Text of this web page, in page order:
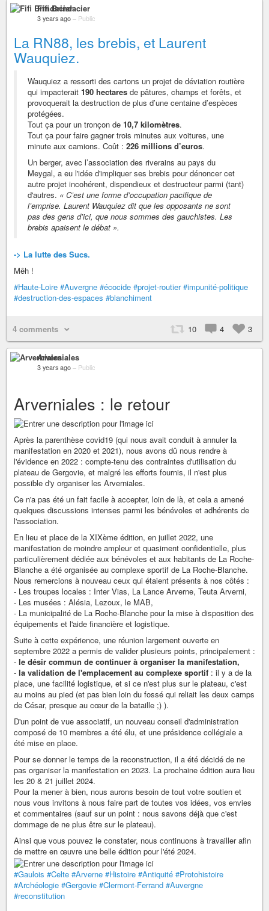
Fifi Brindacier
3 years ago – Public
La RN88, les brebis, et Laurent
Wauquiez.
Wauquiez a ressorti des cartons un projet de déviation routière
qui impacterait 190 hectares de pâtures, champs et forêts, et
provoquerait la destruction de plus d’une centaine d’espèces
protégées.
Tout ça pour un tronçon de 10,7 kilomètres.
Tout ça pour faire gagner trois minutes aux voitures, une
minute aux camions. Coût : 226 millions d’euros.
Un berger, avec l’association des riverains au pays du
Meygal, a eu l'idée d'impliquer ses brebis pour dénoncer cet
autre projet incohérent, dispendieux et destructeur parmi (tant)
d'autres. « C’est une forme d’occupation pacifique de
l’emprise. Laurent Wauquiez dit que les opposants ne sont
pas des gens d’ici, que nous sommes des gauchistes. Les
brebis apaisent le débat ».
-> La lutte des Sucs.
Mêh !
#Haute-Loire #Auvergne #écocide #projet-routier #impunité-politique
#destruction-des-espaces #blanchiment
4 comments 10 4 3
Arverniales
3 years ago – Public
Arverniales : le retour
Après la parenthèse covid19 (qui nous avait conduit à annuler la
manifestation en 2020 et 2021), nous avons dû nous rendre à
l'évidence en 2022 : compte-tenu des contraintes d'utilisation du
plateau de Gergovie, et malgré les efforts fournis, il n'est plus
possible d'y organiser les Arverniales.
Ce n'a pas été un fait facile à accepter, loin de là, et cela a amené
quelques discussions intenses parmi les bénévoles et adhérents de
l'association.
En lieu et place de la XIXème édition, en juillet 2022, une
manifestation de moindre ampleur et quasiment confidentielle, plus
particulièrement dédiée aux bénévoles et aux habitants de La Roche-
Blanche a été organisée au complexe sportif de La Roche-Blanche.
Nous remercions à nouveau ceux qui étaient présents à nos côtés :
- Les troupes locales : Inter Vias, La Lance Arverne, Teuta Arverni,
- Les musées : Alésia, Lezoux, le MAB,
- La municipalité de La Roche-Blanche pour la mise à disposition des
équipements et l'aide financière et logistique.
Suite à cette expérience, une réunion largement ouverte en
septembre 2022 a permis de valider plusieurs points, principalement :
- le désir commun de continuer à organiser la manifestation,
- la validation de l'emplacement au complexe sportif : il y a de la
place, une facilité logistique, et si ce n'est plus sur le plateau, c'est
au moins au pied (et pas bien loin du fossé qui reliait les deux camps
de César, presque au cœur de la bataille ;) ).
D'un point de vue associatif, un nouveau conseil d'administration
composé de 10 membres a été élu, et une présidence collégiale a
été mise en place.
Pour se donner le temps de la reconstruction, il a été décidé de ne
pas organiser la manifestation en 2023. La prochaine édition aura lieu
les 20 & 21 juillet 2024.
Pour la mener à bien, nous aurons besoin de tout votre soutien et
nous vous invitons à nous faire part de toutes vos idées, vos envies
et commentaires (sauf sur un point : nous savons déjà que c'est
dommage de ne plus être sur le plateau).
Ainsi que vous pouvez le constater, nous continuons à travailler afin
de mettre en œuvre une belle édition pour l'été 2024.
#Gaulois #Celte #Arverne #Histoire #Antiquité #Protohistoire
#Archéologie #Gergovie #Clermont-Ferrand #Auvergne
#reconstitution